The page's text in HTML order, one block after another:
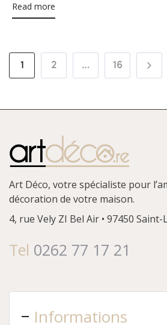
Read more
1 2 … 16
Art Déco, votre spécialiste pour
décoration de votre maison.
4, rue Vely ZI Bel Air • 97450 Saint-
Tel 0262 77 17 21
Informations